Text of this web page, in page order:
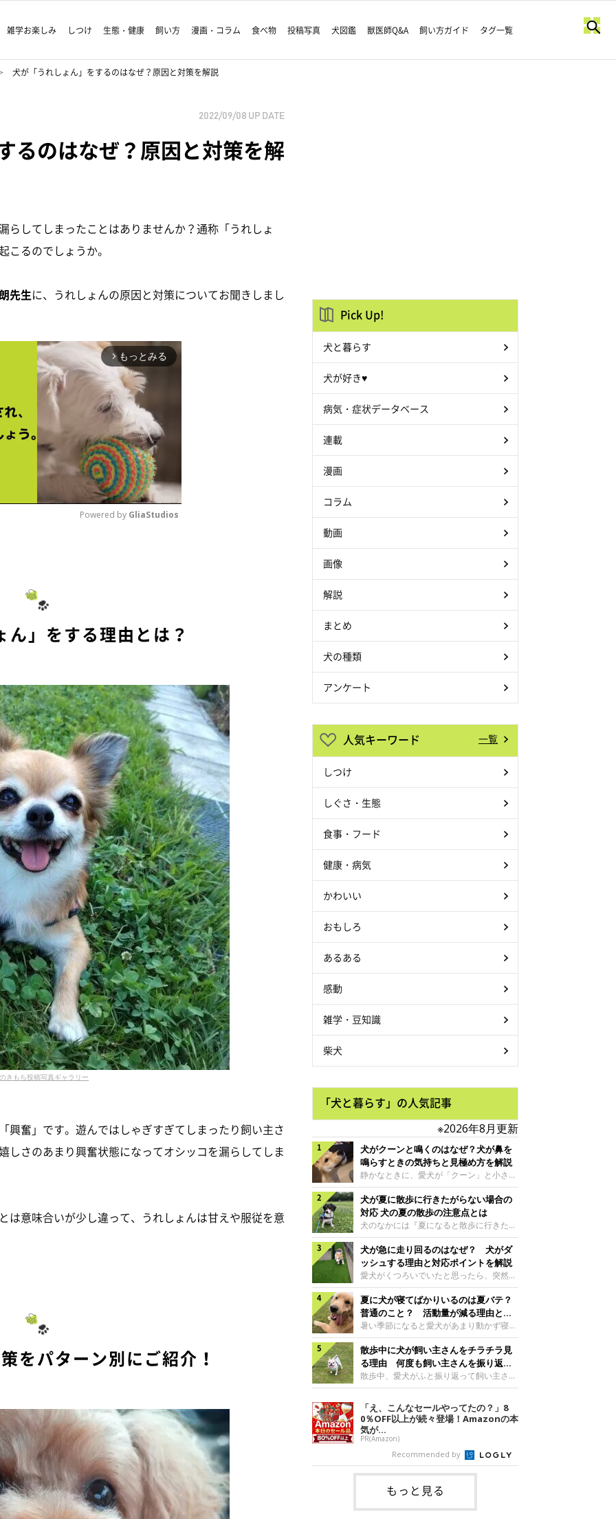
雑学お楽しみ しつけ 生態・健康 飼い方 漫画・コラム 食べ物 投稿写真 犬図鑑 獣医師Q&A 飼い方ガイド タグ一覧
犬が「うれしょん」をするのはなぜ？原因と対策を解説
2022/09/08 UP DATE
るのはなぜ？原因と対策を解
らしてしまったことはありませんか？通称「うれしょ
るのでしょうか。
先生に、うれしょんの原因と対策についてお聞きしまし
arrow_forward_ios もっとみる
Powered by GliaStudios
ん」をする理由とは？
きもち投稿写真ギャラリー
興奮」です。遊んではしゃぎすぎてしまったり飼い主さ
しさのあまり興奮状態になってオシッコを漏らしてしま
は意味合いが少し違って、うれしょんは甘えや服従を意
をパターン別にご紹介！
Pick Up!
犬と暮らす
犬が好き♥
病気・症状データベース
連載
漫画
コラム
動画
画像
解説
まとめ
犬の種類
アンケート
人気キーワード 一覧
しつけ
しぐさ・生態
食事・フード
健康・病気
かわいい
おもしろ
あるある
感動
雑学・豆知識
柴犬
「犬と暮らす」の人気記事
※2026年8月更新
犬がクーンと鳴くのはなぜ？犬が鼻を
鳴らすときの気持ちと見極め方を解説
静かなときに、愛犬が「クーン」と小さく
鳴いたり、鼻を鳴らすような音を出したり
することはありませんか？ 大きく吠える
わけではない分、「不安なの？それとも何
かお願いしているの？」と気になる飼い主
さんもいるかもしれません。今回は、犬が
クーンと鳴く理由や鼻鳴らしの背景、見極
め方と対応のポイントなどについて、いぬ
のきもち獣医師相談室の原 駿太朗先生に
伺いました。クーンと鳴くのはどんな気持
ち？いぬのきもち投稿写真ギャラリー犬が
クーンと小さく鳴くときは、何らかの感情
を伝えようとしている場合があると考えら
れています。大
犬が夏に散歩に行きたがらない場合の
対応 犬の夏の散歩の注意点とは
犬のなかには『夏になると散歩に行きたが
らない、歩かなくなる』『暑い季節は散歩
の気配を察すると涼しい部屋から出ようと
しない』など散歩に行きたがらないコもい
るようです。愛犬の運動をさせてあげたい
のに、散歩に行きたがらない。このような
場合はどう対応すればよいのでしょうか？
「愛犬が夏に散歩に行きたがらない場合の
対応」について、いぬのきもち獣医師相談
室の白山さとこ先生に聞きました。Q.夏に
犬の散歩に行くときの注意点は？ いぬの
きもち投稿写真ギャラリーーー夏に愛犬と
散歩に行くときは、どのようなことに注意
をするとよい
犬が急に走り回るのはなぜ？ 犬がダ
ッシュする理由と対応ポイントを解説
愛犬がくつろいでいたと思ったら、突然部
屋の中を走り回り始める――そんな様子に
驚いたことはありませんか？ 急な動きに
「何が起きているの？」と戸惑う飼い主さ
んも多いでしょう。落ち着いていたはずな
のに、急にスイッチが入ったように見える
と不安になることもあります。今回は、犬
が急に走り回る理由や見極め方などについ
て、いぬのきもち獣医師相談室の岡本りさ
先生に伺いました。犬が急に走り回るのは
ラリー犬が突然走り回る行動は、必ずしも
珍しいものではないと考えられています。
体にたまったエ
夏に犬が寝てばかりいるのは夏バテ？
普通のこと？ 活動量が減る理由と対
策とは
暑い季節になると愛犬があまり動かず寝て
ばかりだと感じる飼い主さんはいません
か？その様子に、愛犬が夏バテで疲れてい
るのか、元気がないのかなど不安に感じる
方もいるのではないかと思います。 で
は、犬が寝てばかりいるときに対処が必要
「犬の活動量が夏に減る理由と対策」につ
いて、いぬのきもち獣医師相談室の山口み
き先生に話を聞きました。Q. 夏に犬の活
動量が減る理由は？ いぬのきもち投稿写
真ギャラリーーー夏に愛犬の活動量が減る
と感じる飼い主さんもいるようです。理由
としてどのようなこ
散歩中に犬が飼い主さんをチラチラ見
る理由 何度も飼い主さんを振り返る
のはなぜ？
散歩中、愛犬がふと振り返って飼い主さん
の様子を確認する…そんな場面に心当たり
はありませんか？ 何度もチラチラ見られ
ると、「何か気になることがあるの？」
「ちゃんと歩けているかな」と不安になる
ことがあるかもしれません。愛犬が歩きな
がら飼い主さんを振り返るしぐさには、ど
んな気持ちが隠れているのでしょうか。今
回は、犬が散歩中に飼い主さんを確認する
理由や注意すべきサインの見極めかた、対
応のポイントなどについて、いぬのきもち
獣医師相談室の原 駿太朗先生に伺いまし
「え、こんなセールやってたの？」8
0％OFF以上が続々登場！Amazonの本
気が...
PR(Amazon)
Recommended by
もっと見る